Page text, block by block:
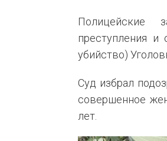
Полицейские
преступления
убийство)
Суд избрал
совершенное
лет.